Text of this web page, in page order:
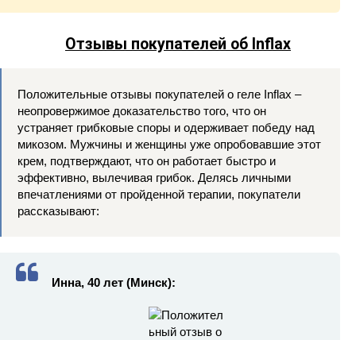
Отзывы покупателей об Inflax
Положительные отзывы покупателей о геле Inflax –
неопровержимое доказательство того, что он
устраняет грибковые споры и одерживает победу над
микозом. Мужчины и женщины уже опробовавшие этот
крем, подтверждают, что он работает быстро и
эффективно, вылечивая грибок. Делясь личными
впечатлениями от пройденной терапии, покупатели
рассказывают:
Инна, 40 лет (Минск):